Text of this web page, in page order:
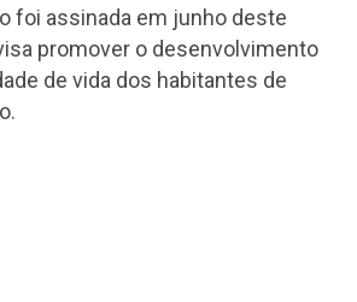
foi assinada em junho deste
promover o desenvolvimento
de vida dos habitantes de